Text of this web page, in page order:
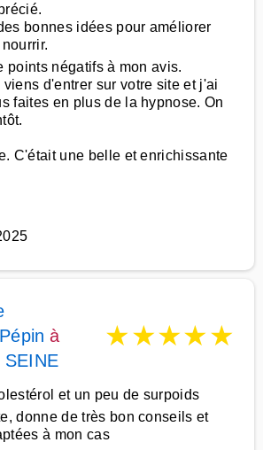
bonnes idées pour améliorer
points négatifs à mon avis.
viens d'entrer sur votre site et j'ai
faites en plus de la hypnose. On
C'était une belle et enrichissante
à
SEINE
★★★★★
et un peu de surpoids
donne de très bon conseils et
à mon cas